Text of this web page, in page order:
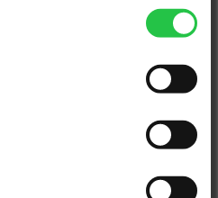
Ciutadella